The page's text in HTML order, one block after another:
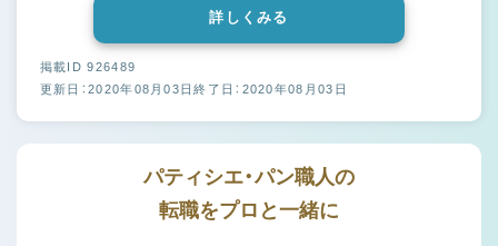
詳しくみる
掲載ID 926489
更新日：2020年08月03日終了日：2020年08月03日
パティシエ・パン職人の
転職をプロと一緒に